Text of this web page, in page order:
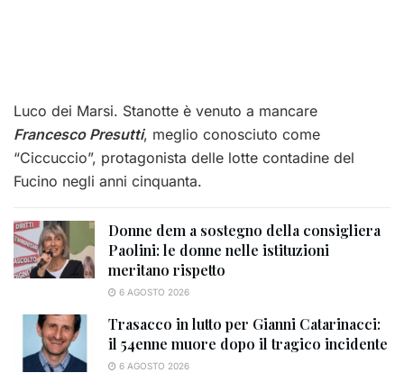
Luco dei Marsi. Stanotte è venuto a mancare
Francesco Presutti, meglio conosciuto come
“Ciccuccio”, protagonista delle lotte contadine del
Fucino negli anni cinquanta.
Donne dem a sostegno della consigliera
Paolini: le donne nelle istituzioni
meritano rispetto
6 AGOSTO 2026
Trasacco in lutto per Gianni Catarinacci:
il 54enne muore dopo il tragico incidente
6 AGOSTO 2026